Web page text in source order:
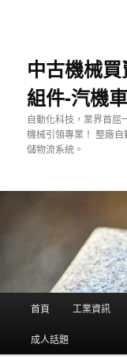
中古機械
組件-汽機
自動化科技，業界首
機械引領專業！ 整廠
儲物流系統。
單
首頁 工業資訊
成人話題